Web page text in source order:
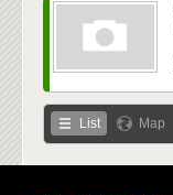
List Map